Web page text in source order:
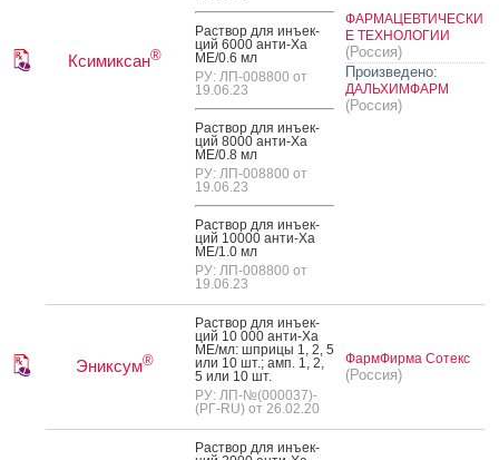
Ксимиксан®
Рас­твор для инъ­ек­
ций 6000 ан­ти-Ха
МЕ/0.6 мл
РУ: ЛП-008800 от
19.06.23
Рас­твор для инъ­ек­
ций 8000 ан­ти-Ха
МЕ/0.8 мл
РУ: ЛП-008800 от
19.06.23
Рас­твор для инъ­ек­
ций 10000 ан­ти-Ха
МЕ/1.0 мл
РУ: ЛП-008800 от
19.06.23
ФАРМАЦЕВТИЧЕСКИ
Е ТЕХНОЛОГИИ
(Россия)
Произведено:
ДАЛЬХИМФАРМ
(Россия)
Эниксум®
Рас­твор для инъ­ек­
ций 10 000 ан­ти-Ха
МЕ/мл: шпри­цы 1, 2, 5
или 10 шт.; амп. 1, 2,
5 или 10 шт.
РУ: ЛП-№(000037)-
(РГ-RU) от 26.02.20
ФармФирма Сотекс
(Россия)
Рас­твор для инъ­ек­